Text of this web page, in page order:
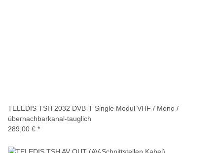
TELEDIS TSH 2032 DVB-T Single Modul VHF / Mono /
übernachbarkanal-tauglich
289,00 € *